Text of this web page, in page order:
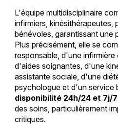
L'équipe multidisciplinaire
infirmiers, kinésithérapeutes,
bénévoles, garantissant une
Plus précisément, elle se
responsable, d'une
d'aides soignantes, d'une
assistante sociale, d'une
psychologue et d'un service
disponibilité 24h/24 et 7j/7
des soins, particulièrement
critiques.